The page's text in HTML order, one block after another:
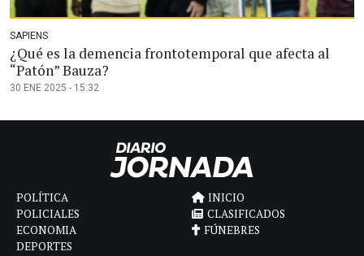
SAPIENS
¿Qué es la demencia frontotemporal que afecta al
“Patón” Bauza?
30 ENE 2025 - 15:32
POLÍTICA
POLICIALES
ECONOMIA
DEPORTES
INICIO
CLASIFICADOS
FÚNEBRES